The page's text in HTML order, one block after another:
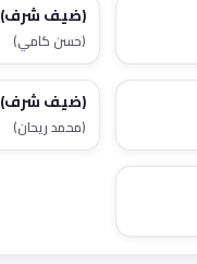
(ضيف شرف)
(حسن كامي)
(ضيف شرف)
(محمد ريحان)